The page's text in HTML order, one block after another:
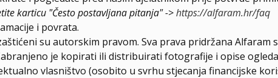
karticu "Često postavljana pitanja" ->https://alfaram.hr/faq
i povrata.
su autorskim pravom. Sva prava pridržana Alfaram
je kopirati ili distribuirati fotografije i opise
vlasništvo (osobito u svrhu stjecanja financijske